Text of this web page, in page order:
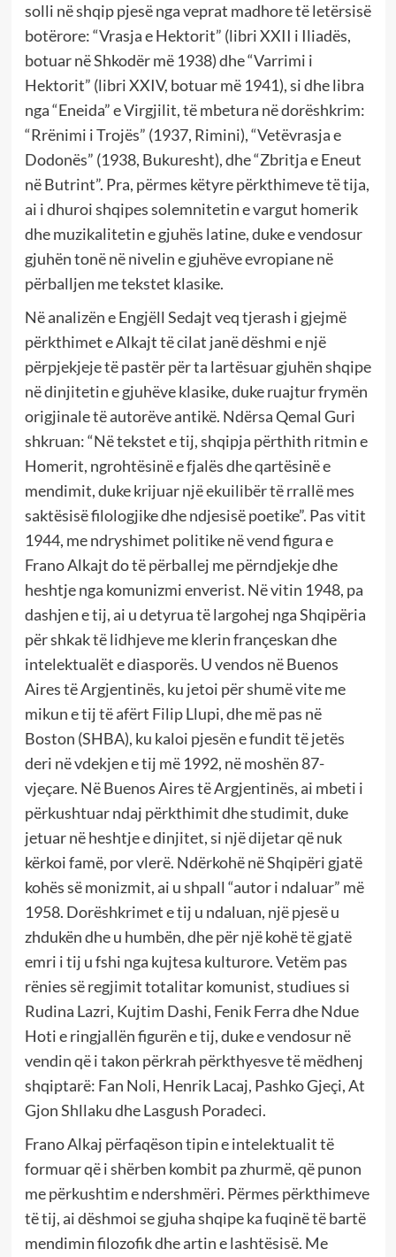
solli në shqip pjesë nga veprat madhore të letërsisë
botërore: “Vrasja e Hektorit” (libri XXII i Iliadës,
botuar në Shkodër më 1938) dhe “Varrimi i
Hektorit” (libri XXIV, botuar më 1941), si dhe libra
nga “Eneida” e Virgjilit, të mbetura në dorëshkrim:
“Rrënimi i Trojës” (1937, Rimini), “Vetëvrasja e
Dodonës” (1938, Bukuresht), dhe “Zbritja e Eneut
në Butrint”. Pra, përmes këtyre përkthimeve të tija,
ai i dhuroi shqipes solemnitetin e vargut homerik
dhe muzikalitetin e gjuhës latine, duke e vendosur
gjuhën tonë në nivelin e gjuhëve evropiane në
përballjen me tekstet klasike.
Në analizën e Engjëll Sedajt veq tjerash i gjejmë
përkthimet e Alkajt të cilat janë dëshmi e një
përpjekjeje të pastër për ta lartësuar gjuhën shqipe
në dinjitetin e gjuhëve klasike, duke ruajtur frymën
origjinale të autorëve antikë. Ndërsa Qemal Guri
shkruan: “Në tekstet e tij, shqipja përthith ritmin e
Homerit, ngrohtësinë e fjalës dhe qartësinë e
mendimit, duke krijuar një ekuilibër të rrallë mes
saktësisë filologjike dhe ndjesisë poetike”. Pas vitit
1944, me ndryshimet politike në vend figura e
Frano Alkajt do të përballej me përndjekje dhe
heshtje nga komunizmi enverist. Në vitin 1948, pa
dashjen e tij, ai u detyrua të largohej nga Shqipëria
për shkak të lidhjeve me klerin françeskan dhe
intelektualët e diasporës. U vendos në Buenos
Aires të Argjentinës, ku jetoi për shumë vite me
mikun e tij të afërt Filip Llupi, dhe më pas në
Boston (SHBA), ku kaloi pjesën e fundit të jetës
deri në vdekjen e tij më 1992, në moshën 87-
vjeçare. Në Buenos Aires të Argjentinës, ai mbeti i
përkushtuar ndaj përkthimit dhe studimit, duke
jetuar në heshtje e dinjitet, si një dijetar që nuk
kërkoi famë, por vlerë. Ndërkohë në Shqipëri gjatë
kohës së monizmit, ai u shpall “autor i ndaluar” më
1958. Dorëshkrimet e tij u ndaluan, një pjesë u
zhdukën dhe u humbën, dhe për një kohë të gjatë
emri i tij u fshi nga kujtesa kulturore. Vetëm pas
rënies së regjimit totalitar komunist, studiues si
Rudina Lazri, Kujtim Dashi, Fenik Ferra dhe Ndue
Hoti e ringjallën figurën e tij, duke e vendosur në
vendin që i takon përkrah përkthyesve të mëdhenj
shqiptarë: Fan Noli, Henrik Lacaj, Pashko Gjeçi, At
Gjon Shllaku dhe Lasgush Poradeci.
Frano Alkaj përfaqëson tipin e intelektualit të
formuar që i shërben kombit pa zhurmë, që punon
me përkushtim e ndershmëri. Përmes përkthimeve
të tij, ai dëshmoi se gjuha shqipe ka fuqinë të bartë
mendimin filozofik dhe artin e lashtësisë. Me